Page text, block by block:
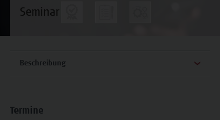
Seminar
Beschreibung
Termine